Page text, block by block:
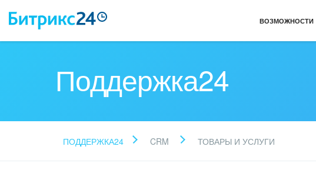
ВОЗМОЖНОСТИ
Поддержка24
ПОДДЕРЖКА24 CRM ТОВАРЫ И УСЛУГИ